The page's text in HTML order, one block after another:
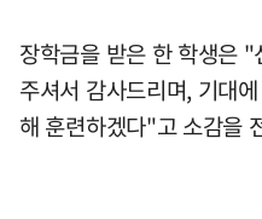
장학금을 받은 한 학생은
주셔서 감사드리며, 기대
해 훈련하겠다"고 소감을